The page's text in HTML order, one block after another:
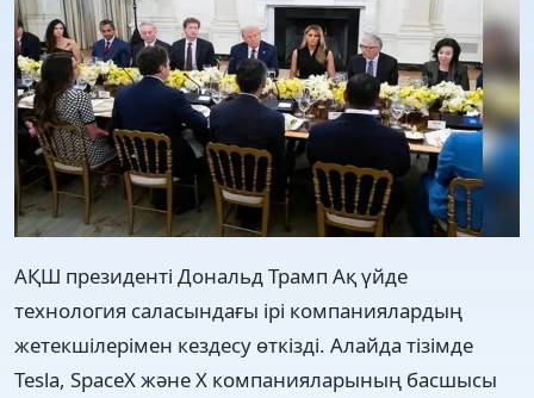
АҚШ президенті Дональд Трамп Ақ үйде
технология саласындағы ірі компаниялардың
жетекшілерімен кездесу өткізді. Алайда тізімде
Tesla, SpaceX және X компанияларының басшысы